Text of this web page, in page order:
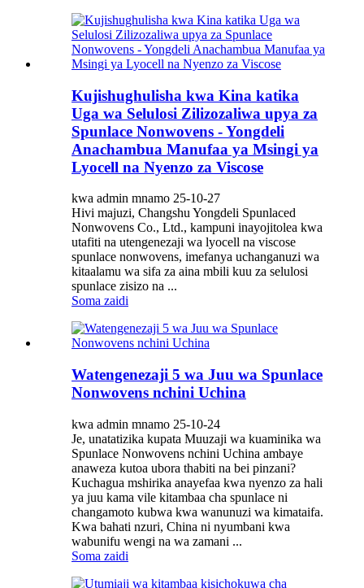
Kujishughulisha kwa Kina katika
Uga wa Selulosi Zilizozaliwa upya za
Spunlace Nonwovens - Yongdeli
Anachambua Manufaa ya Msingi ya
Lyocell na Nyenzo za Viscose
kwa admin mnamo 25-10-27
Hivi majuzi, Changshu Yongdeli Spunlaced
Nonwovens Co., Ltd., kampuni inayojitolea kwa
utafiti na utengenezaji wa lyocell na viscose
spunlace nonwovens, imefanya uchanganuzi wa
kitaalamu wa sifa za aina mbili kuu za selulosi
spunlace zisizo na ...
Soma zaidi
Watengenezaji 5 wa Juu wa Spunlace
Nonwovens nchini Uchina
kwa admin mnamo 25-10-24
Je, unatatizika kupata Muuzaji wa kuaminika wa
Spunlace Nonwovens nchini Uchina ambaye
anaweza kutoa ubora thabiti na bei pinzani?
Kuchagua mshirika anayefaa kwa nyenzo za hali
ya juu kama vile kitambaa cha spunlace ni
changamoto kubwa kwa wanunuzi wa kimataifa.
Kwa bahati nzuri, China ni nyumbani kwa
wabunifu wengi na wa zamani ...
Soma zaidi